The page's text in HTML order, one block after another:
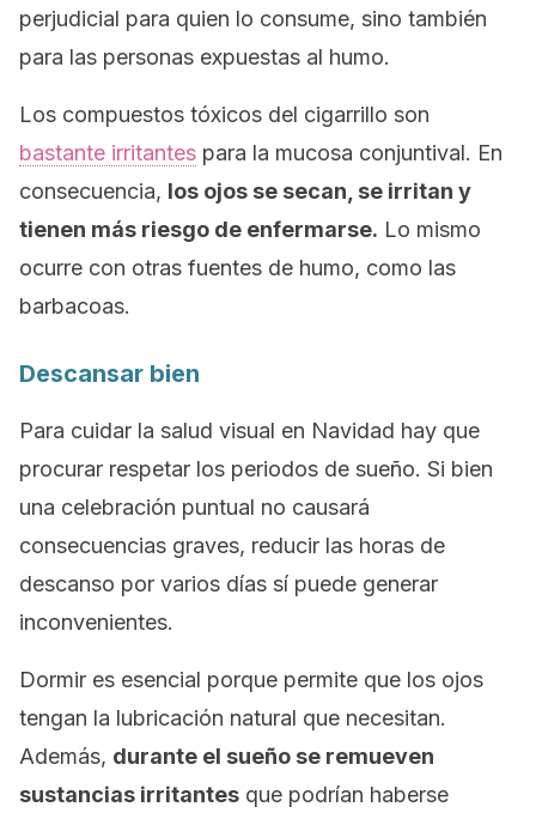
perjudicial para quien lo consume, sino también
para las personas expuestas al humo.
Los compuestos tóxicos del cigarrillo son
bastante irritantes para la mucosa conjuntival. En
consecuencia, los ojos se secan, se irritan y
tienen más riesgo de enfermarse. Lo mismo
ocurre con otras fuentes de humo, como las
barbacoas.
Descansar bien
Para cuidar la salud visual en Navidad hay que
procurar respetar los periodos de sueño. Si bien
una celebración puntual no causará
consecuencias graves, reducir las horas de
descanso por varios días sí puede generar
inconvenientes.
Dormir es esencial porque permite que los ojos
tengan la lubricación natural que necesitan.
Además, durante el sueño se remueven
sustancias irritantes que podrían haberse